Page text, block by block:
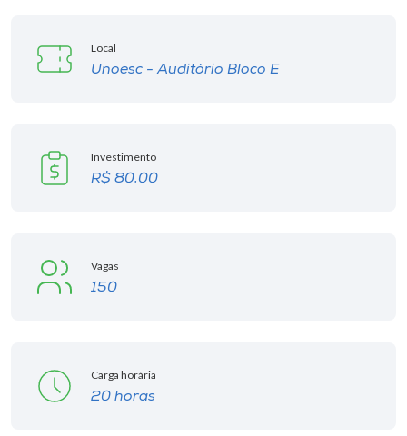
Local
Unoesc - Auditório Bloco E
Investimento
R$ 80,00
Vagas
150
Carga horária
20 horas